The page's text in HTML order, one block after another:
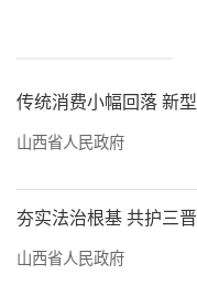
“政银企
消
紧扣政策红
传统消费小幅回落 新
山西省人民政府
夯实法治根基 共护三
山西省人民政府